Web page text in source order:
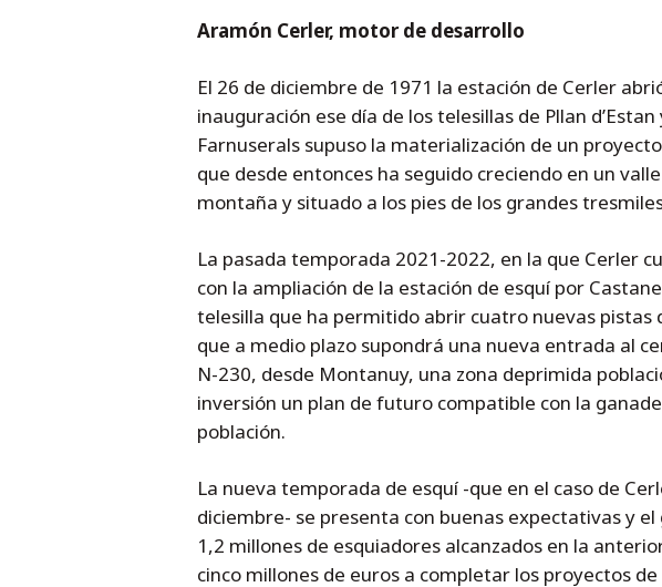
Aramón Cerler, motor de desarrollo
El 26 de diciembre de 1971 la estación de Cerler
inauguración ese día de los telesillas de Pllan
Farnuserals supuso la materialización de un
que desde entonces ha seguido creciendo en un
montaña y situado a los pies de los grandes
La pasada temporada 2021-2022, en la que Cerler
con la ampliación de la estación de esquí por
telesilla que ha permitido abrir cuatro nuevas pistas
que a medio plazo supondrá una nueva entrada al
N-230, desde Montanuy, una zona deprimida
inversión un plan de futuro compatible con la
población.
La nueva temporada de esquí -que en el caso de
diciembre- se presenta con buenas expectativas y
1,2 millones de esquiadores alcanzados en la
cinco millones de euros a completar los proyectos